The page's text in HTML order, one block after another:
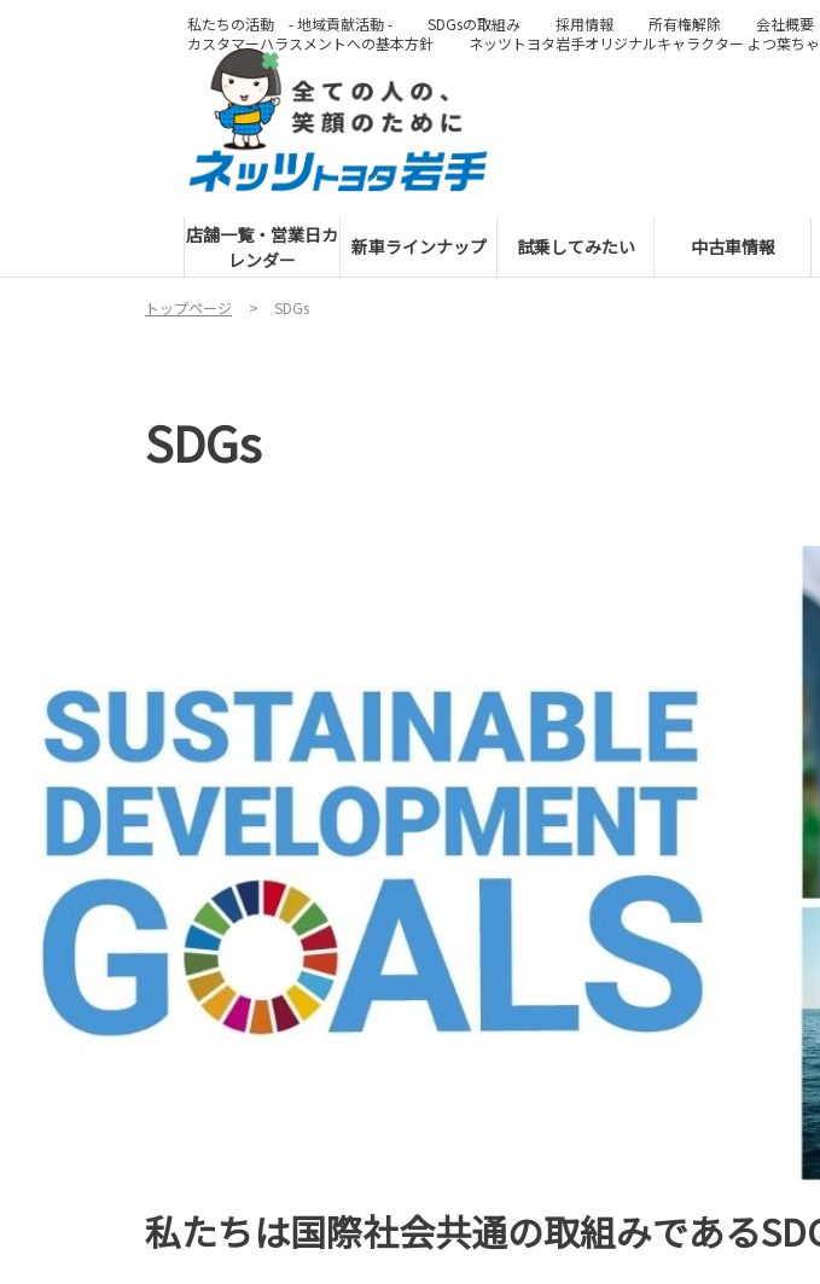
店舗一覧・営業日カ
レンダー
新車ラインナップ 試乗してみたい 中古車情報
私たちの活動 - 地域貢献活動 - SDGsの取組み 採用情報 所有権解除 会社概要
カスタマーハラスメントへの基本方針
ネッツトヨタ岩手オリジナルキャラクター よつ葉ち
トップページ SDGs
SDGs
私たちは国際社会共通の取組みである